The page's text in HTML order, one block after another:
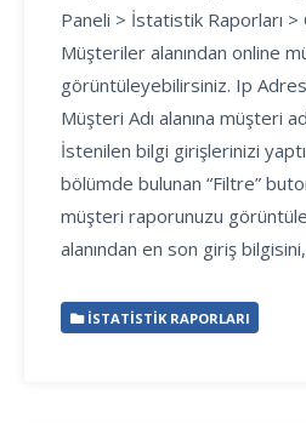
Paneli > İstatistik Raporları >
Müşteriler alanından online
görüntüleyebilirsiniz. Ip
Müşteri Adı alanına müşteri
İstenilen bilgi girişlerinizi
bölümde bulunan “Filtre”
müşteri raporunuzu
alanından en son giriş
İSTATISTIK RAPORLARI